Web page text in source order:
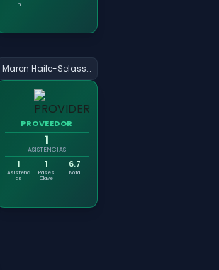
n
Maren Haile-Selassie
PROVEEDOR
1
ASISTENCIAS
1
Asistenci
as
1
Pases
Clave
6.7
Nota